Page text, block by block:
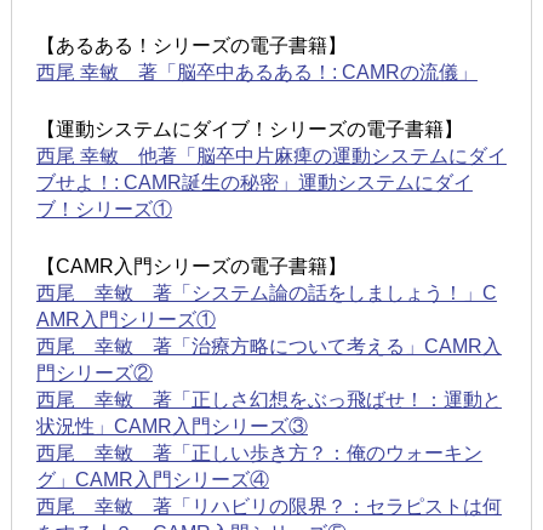
【あるある！シリーズの電子書籍】
西尾 幸敏 著「脳卒中あるある！: CAMRの流儀」
【運動システムにダイブ！シリーズの電子書籍】
西尾 幸敏 他著「脳卒中片麻痺の運動システムにダイ
ブせよ！: CAMR誕生の秘密」運動システムにダイ
ブ！シリーズ①
【CAMR入門シリーズの電子書籍】
西尾 幸敏 著「システム論の話をしましょう！」C
AMR入門シリーズ①
西尾 幸敏 著「治療方略について考える」CAMR入
門シリーズ②
西尾 幸敏 著「正しさ幻想をぶっ飛ばせ！：運動と
状況性」CAMR入門シリーズ③
西尾 幸敏 著「正しい歩き方？：俺のウォーキン
グ」CAMR入門シリーズ④
西尾 幸敏 著「リハビリの限界？：セラピストは何